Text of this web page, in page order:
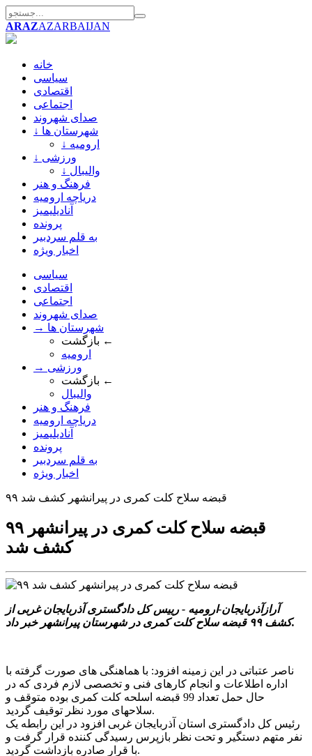
ARAZAZARBAIJAN
خانه
سیاسی
اقتصادی
اجتماعی
صدای شهروند
↓ شهرستان ها
↓ ارومیه
↓ ورزشی
↓ والیبال
فرهنگ و هنر
دریاچه ارومیه
آنادیلیمیز
پرونده
به قلم سردبیر
اخبار ویژه
سیاسی
اقتصادی
اجتماعی
صدای شهروند
→ شهرستان ها
بازگشت ←
ارومیه
→ ورزشی
بازگشت ←
والیبال
فرهنگ و هنر
دریاچه ارومیه
آنادیلیمیز
پرونده
به قلم سردبیر
اخبار ویژه
۹۹ قبضه سلاح کلت کمری در پیرانشهر کشف شد
۹۹ قبضه سلاح کلت کمری در پیرانشهر
کشف شد
آرازآذربایجان-ارومیه - رییس کل دادگستری آذربایجان غربی از
کشف ۹۹ قبضه سلاح کلت کمری در شهرستان پیرانشهر خبر داد.
ناصر عتباتی در این زمینه افزود: با هماهنگی های صورت گرفته با
اداره اطلاعات و انجام کارهای فنی و تخصصی لازم فردی که در
حال حمل تعداد 99 قبضه اسلحه کلت کمری بوده متوقف و
سلاحهای مورد نظر توقیف گردید.
رئیس کل دادگستری استان آذربایجان غربی افزود در این رابطه یک
نفر متهم دستگیر و تحت نظر بازپرس رسیدگی کننده قرار گرفت و
با قرار صادره بازداشت گردید.